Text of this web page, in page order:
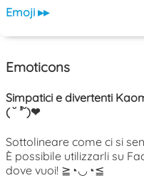
Emoji ▸▸
Emoticons
Simpatici e divertenti
( ˘ ³˘)❤
Sottolineare come ci si
È possibile utilizzarli su
dove vuoi! ≧◔◡◔≦